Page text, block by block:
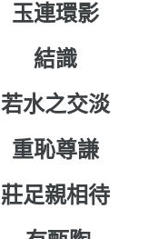
玉連環影
結識
若水之交淡
重恥尊謙
莊足親相待